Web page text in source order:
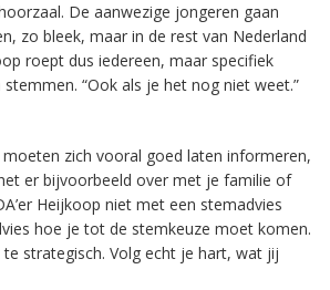
De aanwezige jongeren gaan
zo bleek, maar in de rest van Nederland
roept dus iedereen, maar specifiek
“Ook als je het nog niet weet.”
zich vooral goed laten informeren,
er bijvoorbeeld over met je familie of
Heijkoop niet met een stemadvies
hoe je tot de stemkeuze moet komen.
strategisch. Volg echt je hart, wat jij